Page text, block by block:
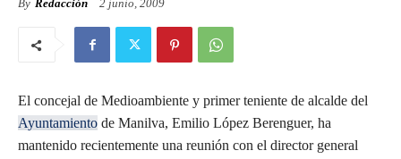
By Redacción 2 junio, 2009
El concejal de Medioambiente y primer teniente de alcalde del
Ayuntamiento de Manilva, Emilio López Berenguer, ha
mantenido recientemente una reunión con el director general